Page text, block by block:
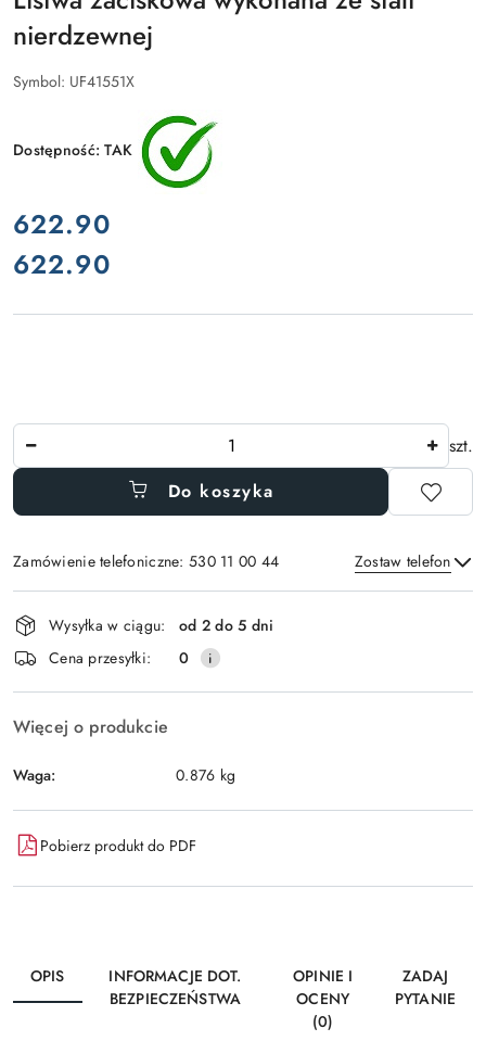
nierdzewnej
Symbol: UF41551X
Dostępność:TAK
cena:
622.90
Cena:
622.90
szt.
Do koszyka
Zamówienie telefoniczne: 530 11 00 44 Zostaw telefon
Wyślij
Dostępność
i
dostawa
Wysyłka w ciągu:
od 2 do 5 dni
Cena przesyłki:
0
Więcej o produkcie
Waga: 0.876 kg
Pobierz produkt do PDF
OPIS
INFORMACJE DOT.
BEZPIECZEŃSTWA
OPINIE I
OCENY
(0)
ZADAJ
PYTANIE